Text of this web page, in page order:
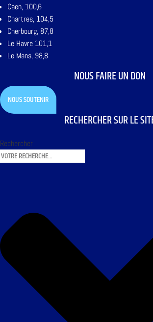
Caen, 100,6
Chartres, 104,5
Cherbourg, 87,8
Le Havre 101,1
Le Mans, 98,8
NOUS FAIRE UN DON
NOUS SOUTENIR
RECHERCHER SUR LE
Rechercher